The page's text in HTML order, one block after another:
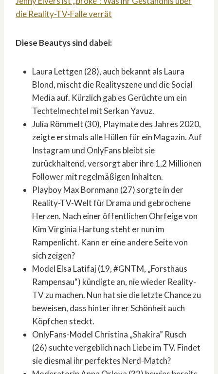
die Reality-TV-Falle verrät
Diese Beautys sind dabei:
Laura Lettgen (28), auch bekannt als Laura
Blond, mischt die Realityszene und die Social
Media auf. Kürzlich gab es Gerüchte um ein
Techtelmechtel mit Serkan Yavuz.
Julia Römmelt (30), Playmate des Jahres 2020,
zeigte erstmals alle Hüllen für ein Magazin. Auf
Instagram und OnlyFans bleibt sie
zurückhaltend, versorgt aber ihre 1,2 Millionen
Follower mit regelmäßigen Inhalten.
Playboy Max Bornmann (27) sorgte in der
Reality-TV-Welt für Drama und gebrochene
Herzen. Nach einer öffentlichen Ohrfeige von
Kim Virginia Hartung steht er nun im
Rampenlicht. Kann er eine andere Seite von
sich zeigen?
Model Elsa Latifaj (19, #GNTM, „Forsthaus
Rampensau“) kündigte an, nie wieder Reality-
TV zu machen. Nun hat sie die letzte Chance zu
beweisen, dass hinter ihrer Schönheit auch
Köpfchen steckt.
OnlyFans-Model Christina „Shakira” Rusch
(26) suchte vergeblich nach Liebe im TV. Findet
sie diesmal ihr perfektes Nerd-Match?